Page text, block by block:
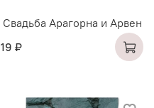
Свадьба Арагорна и Арвен
19 ₽